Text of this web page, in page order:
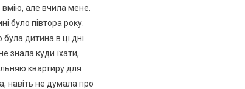
але вчила мене.
було півтора року.
дитина в ці дні.
знала куди їхати,
квартиру для
навіть не думала про